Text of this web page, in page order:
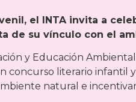
el INTA invita a
de su vínculo con el
y Educación
concurso literario infantil
natural e